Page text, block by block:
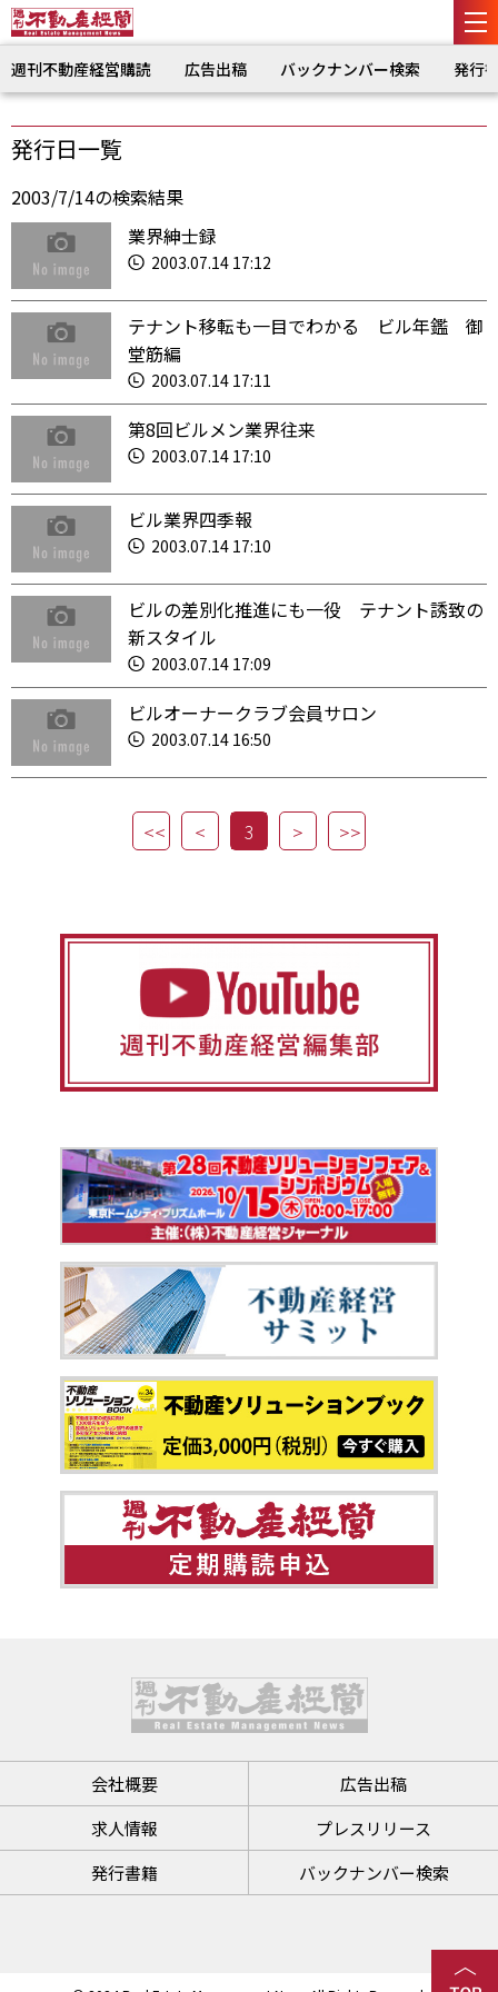
週刊不動産経営購読 広告出稿 バックナンバー検索 発行
発行日一覧
2003/7/14の検索結果
業界紳士録
2003.07.14 17:12
テナント移転も一目でわかる ビル年鑑 御
堂筋編
2003.07.14 17:11
第8回ビルメン業界往来
2003.07.14 17:10
ビル業界四季報
2003.07.14 17:10
ビルの差別化推進にも一役 テナント誘致の
新スタイル
2003.07.14 17:09
ビルオーナークラブ会員サロン
2003.07.14 16:50
3
会社概要
広告出稿
求人情報
プレスリリース
発行書籍
バックナンバー検索